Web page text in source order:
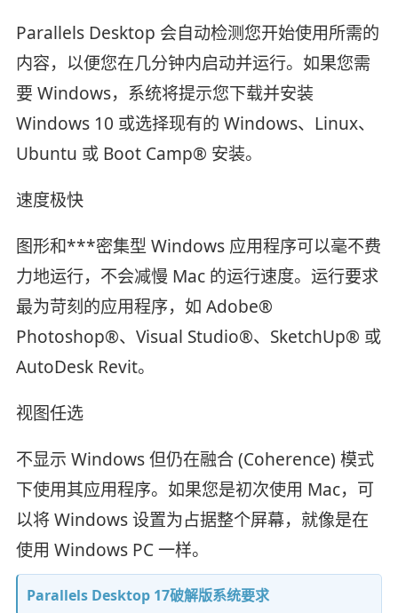
Parallels Desktop 会自动检测您开始使用所需的
内容，以便您在几分钟内启动并运行。如果您需
要 Windows，系统将提示您下载并安装
Windows 10 或选择现有的 Windows、Linux、
Ubuntu 或 Boot Camp® 安装。
速度极快
图形和***密集型 Windows 应用程序可以毫不费
力地运行，不会减慢 Mac 的运行速度。运行要求
最为苛刻的应用程序，如 Adobe®
Photoshop®、Visual Studio®、SketchUp® 或
AutoDesk Revit。
视图任选
不显示 Windows 但仍在融合 (Coherence) 模式
下使用其应用程序。如果您是初次使用 Mac，可
以将 Windows 设置为占据整个屏幕，就像是在
使用 Windows PC 一样。
Parallels Desktop 17破解版系统要求